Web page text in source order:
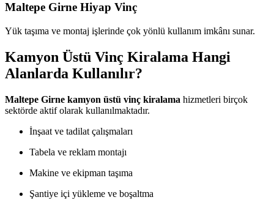
Maltepe Girne Hiyap Vinç
Yük taşıma ve montaj işlerinde çok yönlü kullanım imkânı sunar.
Kamyon Üstü Vinç Kiralama Hangi
Alanlarda Kullanılır?
Maltepe Girne kamyon üstü vinç kiralama hizmetleri birçok
sektörde aktif olarak kullanılmaktadır.
İnşaat ve tadilat çalışmaları
Tabela ve reklam montajı
Makine ve ekipman taşıma
Şantiye içi yükleme ve boşaltma